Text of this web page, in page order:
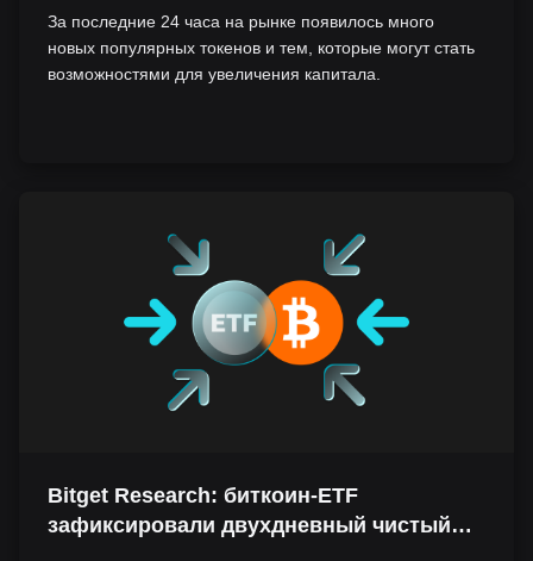
ФРС возможно на следующей неделе на
фоне волатильности рынка
За последние 24 часа на рынке появилось много
новых популярных токенов и тем, которые могут стать
возможностями для увеличения капитала.
Bitget Research: биткоин-ETF
зафиксировали двухдневный чистый